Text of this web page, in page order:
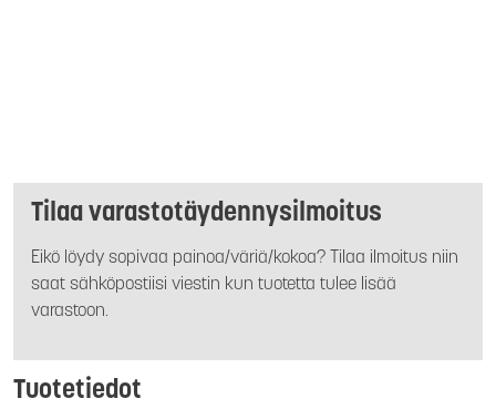
Tilaa varastotäydennysilmoitus
Eikö löydy sopivaa painoa/väriä/kokoa? Tilaa ilmoitus niin
saat sähköpostiisi viestin kun tuotetta tulee lisää
varastoon.
Tuotetiedot